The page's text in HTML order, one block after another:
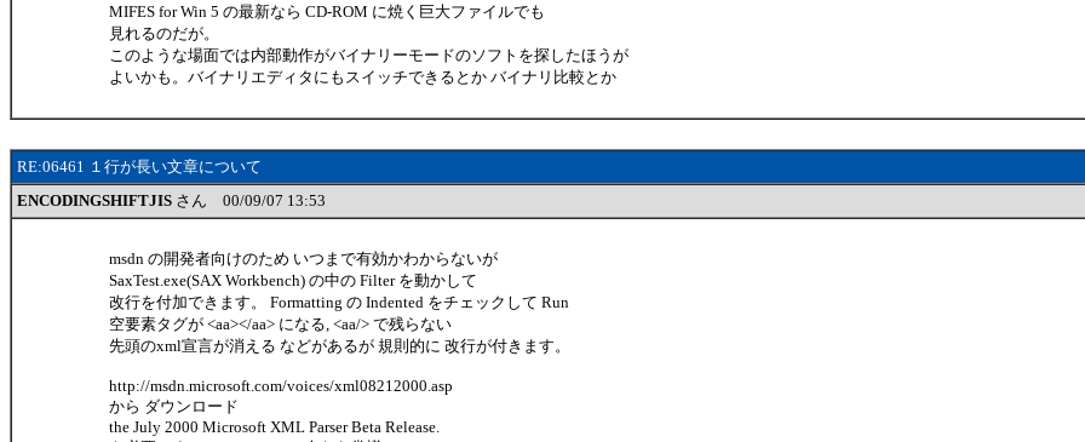
MIFES for Win 5 の最新なら CD-ROM に焼く巨大ファイルでも
見れるのだが。
このような場面では内部動作がバイナリーモードのソフトを探したほうが
よいかも。バイナリエディタにもスイッチできるとか バイナリ比較とか
RE:06461 １行が長い文章について
ENCODINGSHIFTJIS さん 00/09/07 13:53
msdn の開発者向けのため いつまで有効かわからないが
SaxTest.exe(SAX Workbench) の中の Filter を動かして
改行を付加できます。 Formatting の Indented をチェックして Run
空要素タグが <aa></aa> になる, <aa/> で残らない
先頭のxml宣言が消える などがあるが 規則的に 改行が付きます。
http://msdn.microsoft.com/voices/xml08212000.asp
から ダウンロード
the July 2000 Microsoft XML Parser Beta Release.